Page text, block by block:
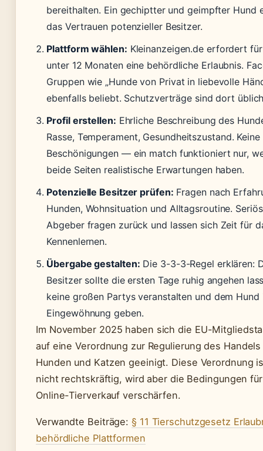
bereithalten. Ein gechiptter und geimpfter Hund
das Vertrauen potenzieller Besitzer.
Plattform wählen: Kleinanzeigen.de erfordert
unter 12 Monaten eine behördliche Erlaubnis.
Gruppen wie „Hunde von Privat in liebevolle
ebenfalls beliebt. Schutzverträge sind dort
Profil erstellen: Ehrliche Beschreibung des
Rasse, Temperament, Gesundheitszustand. Keine
Beschönigungen — ein match funktioniert nur,
beide Seiten realistische Erwartungen haben.
Potenzielle Besitzer prüfen: Fragen nach
Hunden, Wohnsituation und Alltagsroutine.
Abgeber fragen zurück und lassen sich Zeit für
Kennenlernen.
Übergabe gestalten: Die 3-3-3-Regel erklären:
Besitzer sollte die ersten Tage ruhig angehen
keine großen Partys veranstalten und dem Hund
Eingewöhnung geben.
Im November 2025 haben sich die EU-
auf eine Verordnung zur Regulierung des
Hunden und Katzen geeinigt. Diese Verordnung
nicht rechtskräftig, wird aber die Bedingungen
Online-Tierverkauf verschärfen.
Verwandte Beiträge: § 11 Tierschutzgesetz
behördliche Plattformen